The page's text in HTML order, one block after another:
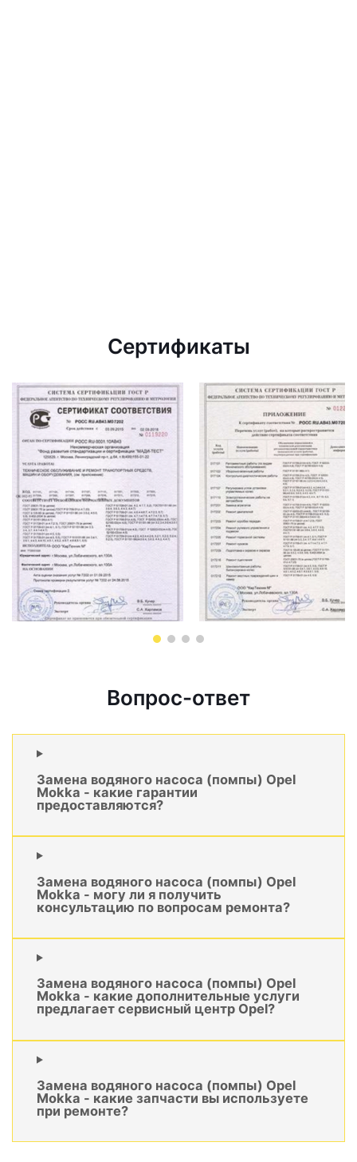
Сертификаты
Вопрос-ответ
Замена водяного насоса (помпы) Opel
Mokka - какие гарантии
предоставляются?
Замена водяного насоса (помпы) Opel
Mokka - могу ли я получить
консультацию по вопросам ремонта?
Замена водяного насоса (помпы) Opel
Mokka - какие дополнительные услуги
предлагает сервисный центр Opel?
Замена водяного насоса (помпы) Opel
Mokka - какие запчасти вы используете
при ремонте?